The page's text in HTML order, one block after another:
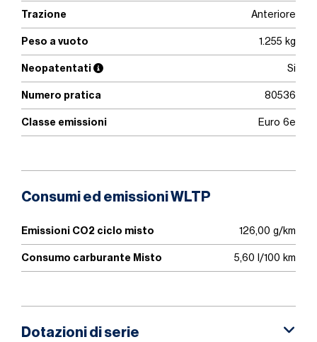
Trazione Anteriore
Peso a vuoto 1.255 kg
Neopatentati Si
Numero pratica 80536
Classe emissioni Euro 6e
Consumi ed emissioni WLTP
Emissioni CO2 ciclo misto 126,00 g/km
Consumo carburante Misto 5,60 l/100 km
Dotazioni di serie